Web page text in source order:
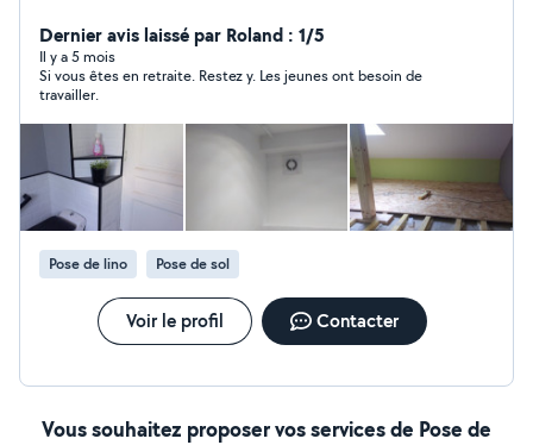
Dernier avis laissé par Roland : 1/5
Il y a 5 mois
Si vous êtes en retraite. Restez y. Les jeunes ont besoin de
travailler.
Pose de lino Pose de sol
Voir le profil Contacter
Vous souhaitez proposer vos services de Pose de